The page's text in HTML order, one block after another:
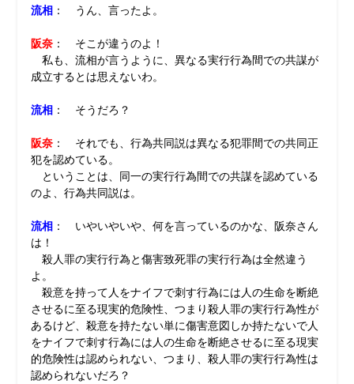
流相： うん、言ったよ。
阪奈： そこが違うのよ！
私も、流相が言うように、異なる実行行為間での共謀が
成立するとは思えないわ。
流相： そうだろ？
阪奈： それでも、行為共同説は異なる犯罪間での共同正
犯を認めている。
ということは、同一の実行行為間での共謀を認めている
のよ、行為共同説は。
流相： いやいやいや、何を言っているのかな、阪奈さん
は！
殺人罪の実行行為と傷害致死罪の実行行為は全然違う
よ。
殺意を持って人をナイフで刺す行為には人の生命を断絶
させるに至る現実的危険性、つまり殺人罪の実行行為性が
あるけど、殺意を持たない単に傷害意図しか持たないで人
をナイフで刺す行為には人の生命を断絶させるに至る現実
的危険性は認められない、つまり、殺人罪の実行行為性は
認められないだろ？